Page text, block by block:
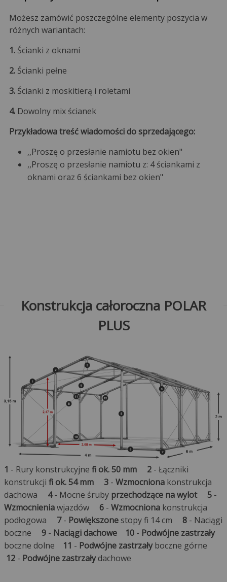
Możesz zamówić poszczególne elementy poszycia w
różnych wariantach:
1.Ścianki z oknami
2.Ścianki pełne
3.Ścianki z moskitierą i roletami
4.Dowolny mix ścianek
Przykładowa treść wiadomości do sprzedającego:
,,Proszę o przesłanie namiotu bez okien"
,,Proszę o przesłanie namiotu z: 4 ściankami z
oknami oraz 6 ściankami bez okien"
Konstrukcja całoroczna POLAR
PLUS
1 - Rury konstrukcyjne fi ok. 50 mm 2- Łączniki
konstrukcji fi ok. 54 mm 3- Wzmocnionakonstrukcja
dachowa 4- Mocne śruby przechodzące na wylot 5-
Wzmocnieniawjazdów 6- Wzmocnionakonstrukcja
podłogowa 7- Powiększonestopy fi 14 cm 8- Naciągi
boczne 9- Naciągi dachowe 10- Podwójne zastrzały
boczne dolne
11 - Podwójne zastrzałyboczne górne
12- Podwójne zastrzałydachowe